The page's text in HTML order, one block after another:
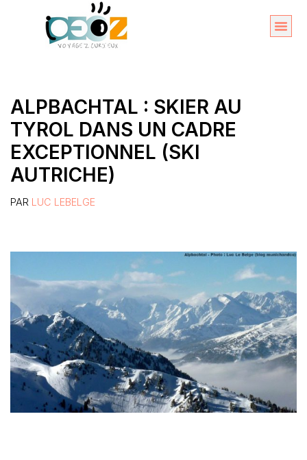
ALPBACHTAL : SKIER AU
TYROL DANS UN CADRE
EXCEPTIONNEL (SKI
AUTRICHE)
PAR LUC LEBELGE